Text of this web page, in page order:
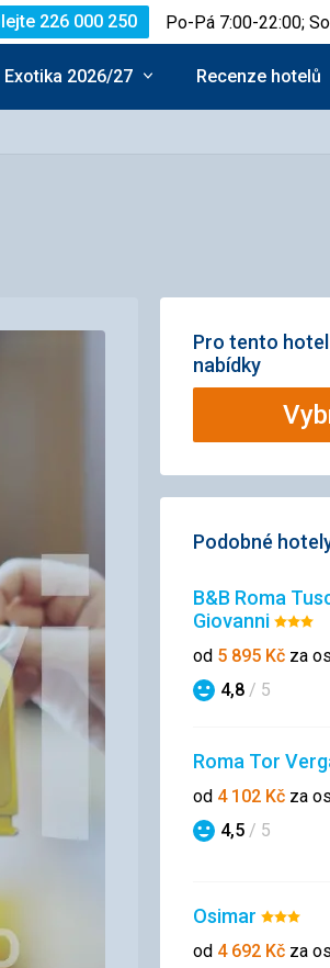
226 000 250 Po-Pá 7:00-22:00;
Exotika 2026/27 Recenze hotelů
Pro tento
nabídky
Podobné
B&B Roma
Giovanni
3/5
od 5 895 Kč za
Hodnocení
4,8 / 5
Roma Tor
od 4 102 Kč za
Hodnocení
4,5 / 5
Osimar
3/5
od 4 692 Kč za